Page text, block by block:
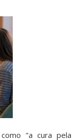
"a cura pela